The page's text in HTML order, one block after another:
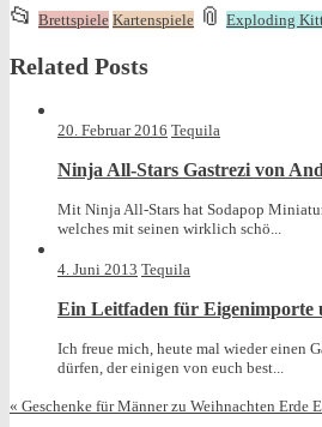
📂 This
was
posted
Brettspiele Kartenspiele 📎 and
Exploding
Related Posts
20. Februar 2016 Tequila
Ninja All-Stars Gastrezi von
Mit Ninja All-Stars hat Sodapop
welches mit seinen wirklich schö...
4. Juni 2013 Tequila
Ein Leitfaden für Eigenimporte
Ich freue mich, heute mal wieder einen
dürfen, der einigen von euch best...
« Geschenke für Männer zu Weihnachten Erde